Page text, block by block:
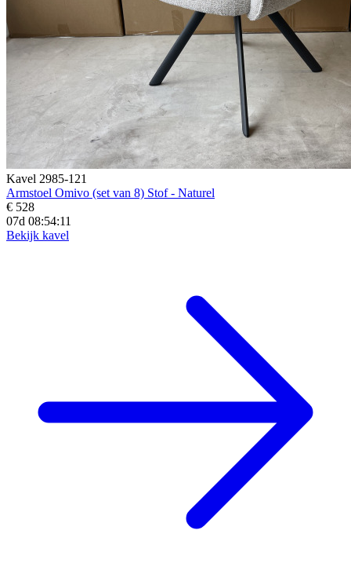
Kavel 2985-121
Armstoel Omivo (set van 8) Stof - Naturel
€ 528
07d 08:54:09
Bekijk kavel